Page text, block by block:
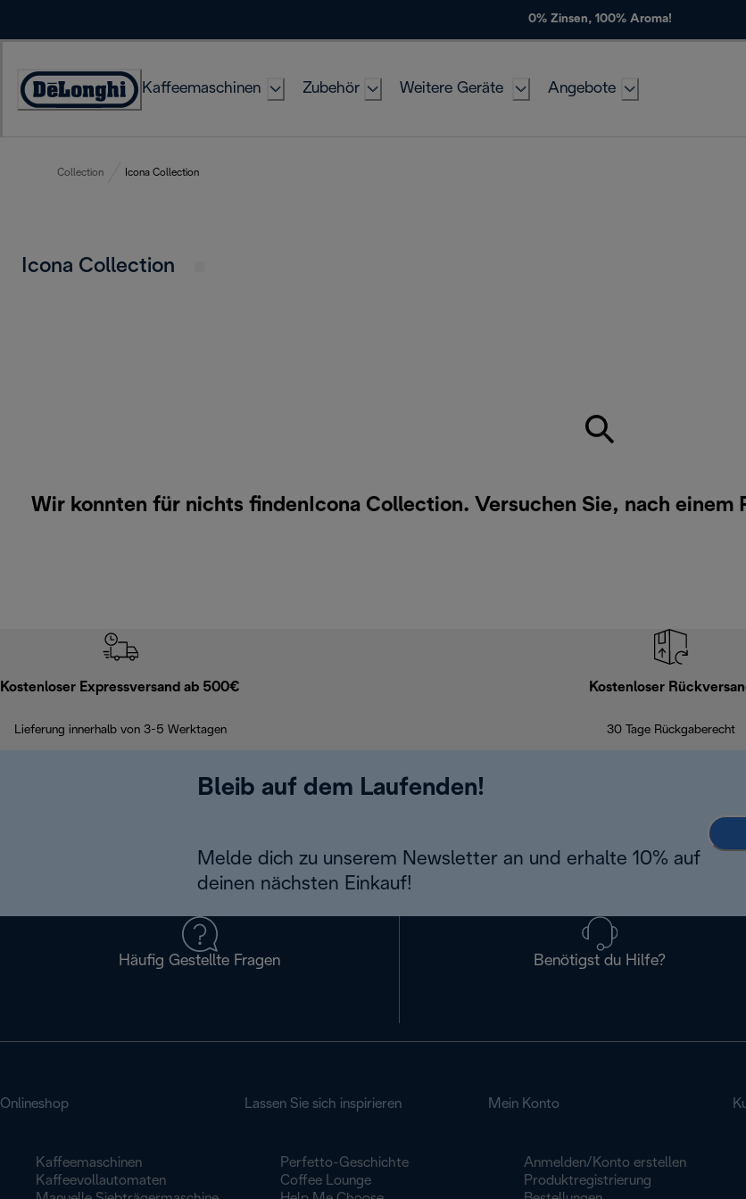
0% Zinsen, 100% Aroma!
Erklärung
Kaffeemaschinen Zubehör Weitere Geräte Angebote
Collection Icona Collection
Icona Collection
Wir konnten für nichts findenIcona Collection. Versuchen Sie, nach einem
Kostenloser Expressversand ab 500€
Lieferung innerhalb von 3-5 Werktagen
Kostenloser
30 Tage Rückgaberecht
Bleib auf dem Laufenden!
Melde dich zu unserem Newsletter an und erhalte 10% auf
deinen nächsten Einkauf!
Häufig Gestellte Fragen Benötigst du Hilfe?
Onlineshop
Kaffeemaschinen
Kaffeevollautomaten
Lassen Sie sich inspirieren
Perfetto-Geschichte
Coffee Lounge
Mein Konto
Anmelden/Konto erstellen
Produktregistrierung